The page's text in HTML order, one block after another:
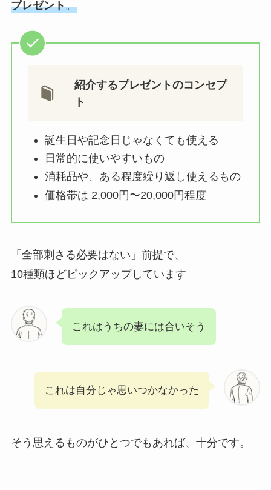
プレゼント。
紹介するプレゼントのコンセプ
ト
誕生日や記念日じゃなくても使える
日常的に使いやすいもの
消耗品や、ある程度繰り返し使えるもの
価格帯は 2,000円〜20,000円程度
「全部刺さる必要はない」前提で、
10種類ほどピックアップしています
これはうちの妻には合いそう
これは自分じゃ思いつかなかった
そう思えるものがひとつでもあれば、十分です。